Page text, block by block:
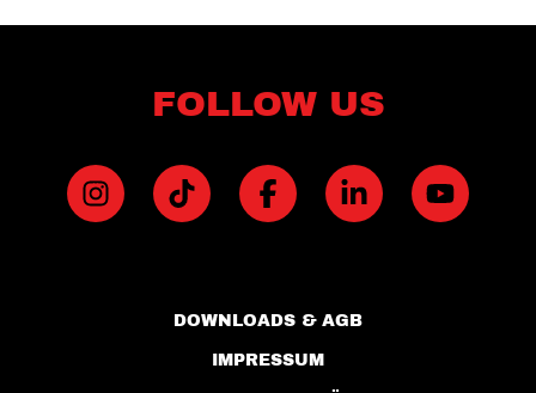
FOLLOW US
Rechtliche InformationenDOWNLOADS & AGB
IMPRESSUM